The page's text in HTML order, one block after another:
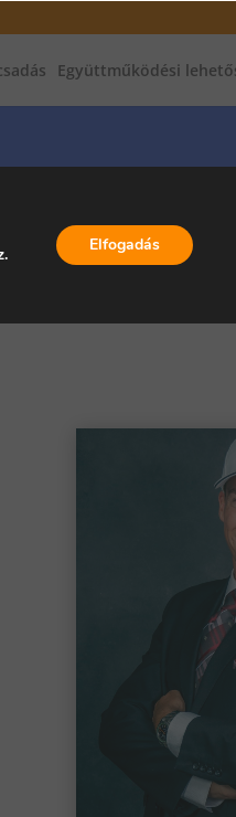
Együttműködési
Elfogadás